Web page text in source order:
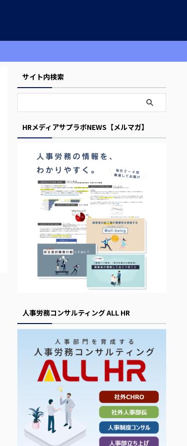
サイト内検索
HRメディアサプラボNEWS【メルマガ】
人事労務コンサルティング ALL HR